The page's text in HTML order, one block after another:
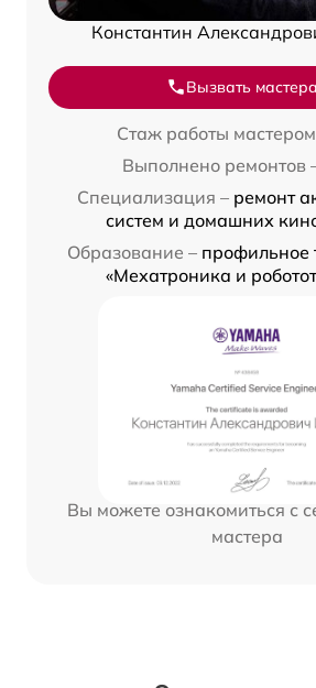
Константин
Вызвать мастера
Стаж работы
Выполнено ремонтов
Специализация – ремонт
систем и домашних
Образование – профильное
«Мехатроника и
Вы можете ознакомиться с
мастера